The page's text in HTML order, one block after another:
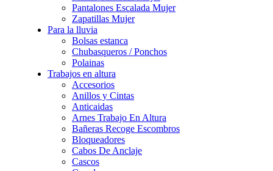
Pantalones Escalada Mujer
Zapatillas Mujer
Para la lluvia
Bolsas estanca
Chubasqueros / Ponchos
Polainas
Trabajos en altura
Accesorios
Anillos y Cintas
Anticaidas
Arnes Trabajo En Altura
Bañeras Recoge Escombros
Bloqueadores
Cabos De Anclaje
Cascos